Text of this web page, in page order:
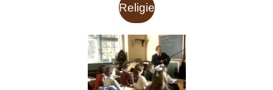
Religie